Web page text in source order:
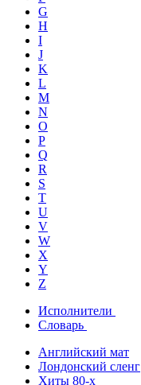
G
H
I
J
K
L
M
N
O
P
Q
R
S
T
U
V
W
X
Y
Z
Исполнители
Словарь
Английский мат
Лондонский сленг
Хиты 80-х